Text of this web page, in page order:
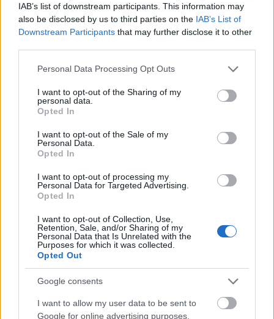
IAB’s list of downstream participants. This information may
also be disclosed by us to third parties on the IAB’s List of
Downstream Participants that may further disclose it to other
Please note that this website/app uses one or more Google
not limited to your visit or usage behaviour. You may click to
grant or deny consent to Google and its third-party tags to
use your data for below specified purposes in below Google
consent section.
Personal Data Processing Opt Outs
I want to opt-out of the Sharing of my
personal data.
Opted In
I want to opt-out of the Sale of my
Personal Data.
Opted In
I want to opt-out of processing my
Personal Data for Targeted Advertising.
Opted In
I want to opt-out of Collection, Use,
Retention, Sale, and/or Sharing of my
Personal Data that Is Unrelated with the
Purposes for which it was collected.
Opted Out
Google consents
I want to allow my user data to be sent to
Google for online advertising purposes.
ΣΧΕΤΙΚΑ ΜΕ ΕΜΑΣ
Η εταιρεία με την επωνυμία “POLITICAL MEDIA GROUP A.E.” και κατ’
επέκταση η ιστοσελίδα που κατέχει αυτή “www.paraskhnio.gr”
συμμορφώνονται με τη Σύσταση (ΕΕ) 2018/334 της Επιτροπής της 1ης
Μαρτίου 2018 σχετικά με τα μέτρα για την αποτελεσματική
αντιμετώπιση του παράνομου περιεχομένου στο διαδίκτυο (L 63).
Μοναδικός αριθμός Μ.Η.Τ. 262047
press@paraskhnio.gr